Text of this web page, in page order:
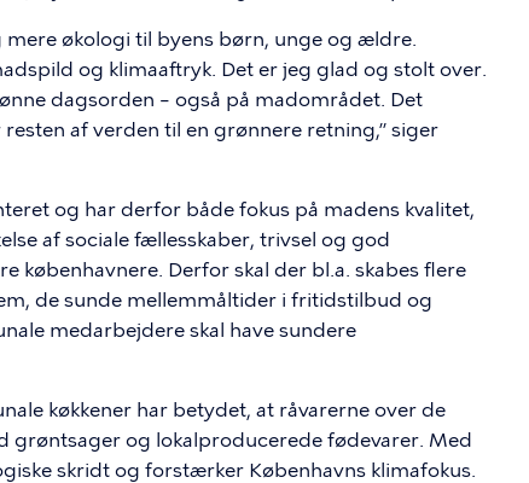
økologi til byens børn, unge og ældre.
og klimaaftryk. Det er jeg glad og stolt over.
dagsorden – også på madområdet. Det
af verden til en grønnere retning,” siger
og har derfor både fokus på madens kvalitet,
af sociale fællesskaber, trivsel og god
københavnere. Derfor skal der bl.a. skabes flere
de sunde mellemmåltider i fritidstilbud og
medarbejdere skal have sundere
køkkener har betydet, at råvarerne over de
grøntsager og lokalproducerede fødevarer. Med
skridt og forstærker Københavns klimafokus.